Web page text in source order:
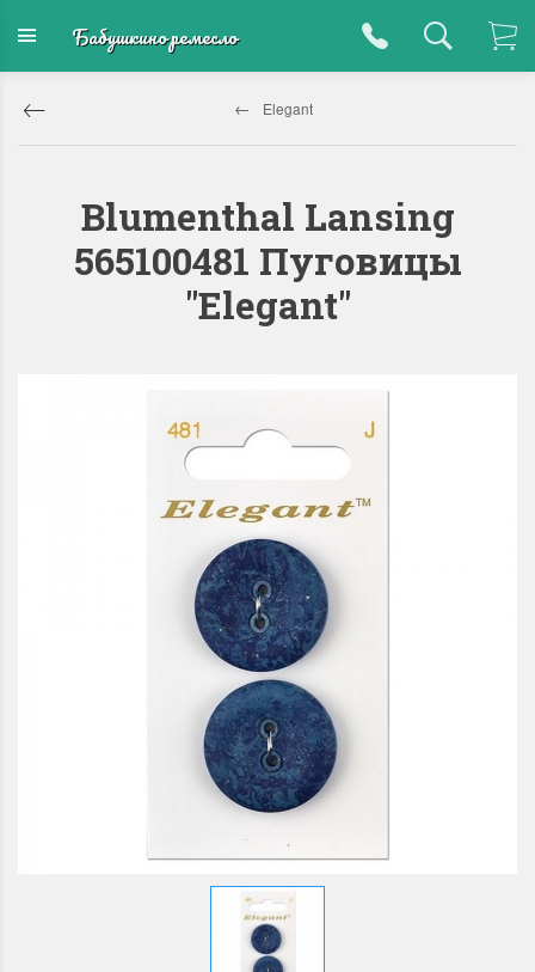
Бабушкино ремесло
Elegant
Blumenthal Lansing
565100481 Пуговицы
"Elegant"